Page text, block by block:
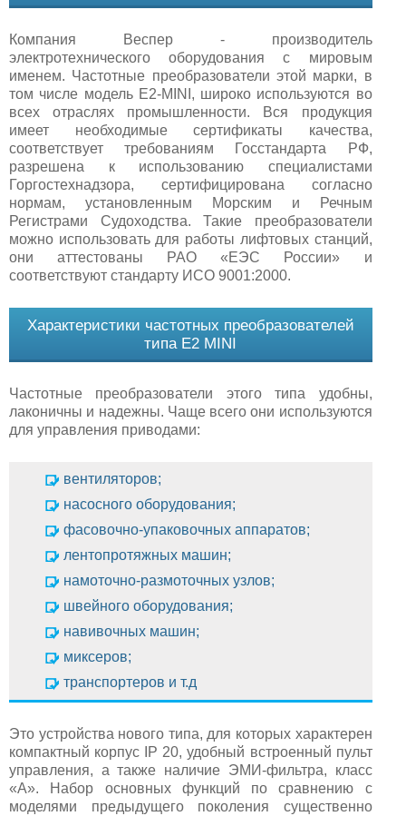
Компания Веспер - производитель
электротехнического оборудования с мировым
именем. Частотные преобразователи этой марки, в
том числе модель E2-MINI, широко используются во
всех отраслях промышленности. Вся продукция
имеет необходимые сертификаты качества,
соответствует требованиям Госстандарта РФ,
разрешена к использованию специалистами
Горгостехнадзора, сертифицирована согласно
нормам, установленным Морским и Речным
Регистрами Судоходства. Такие преобразователи
можно использовать для работы лифтовых станций,
они аттестованы РАО «ЕЭС России» и
соответствуют стандарту ИСО 9001:2000.
Характеристики частотных преобразователей
типа E2 MINI
Частотные преобразователи этого типа удобны,
лаконичны и надежны. Чаще всего они используются
для управления приводами:
вентиляторов;
насосного оборудования;
фасовочно-упаковочных аппаратов;
лентопротяжных машин;
намоточно-размоточных узлов;
швейного оборудования;
навивочных машин;
миксеров;
транспортеров и т.д
Это устройства нового типа, для которых характерен
компактный корпус IP 20, удобный встроенный пульт
управления, а также наличие ЭМИ-фильтра, класс
«А». Набор основных функций по сравнению с
моделями предыдущего поколения существенно